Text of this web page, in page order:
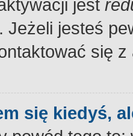
jest
Jeżeli jesteś
się
się kiedyś,